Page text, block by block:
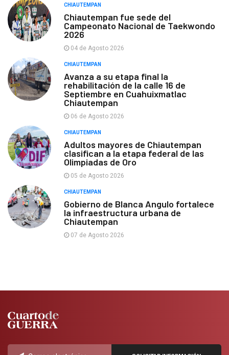
CHIAUTEMPAN
Chiautempan fue sede del
Campeonato Nacional de Taekwondo
2026
04 de Agosto 2026
CHIAUTEMPAN
Avanza a su etapa final la
rehabilitación de la calle 16 de
Septiembre en Cuahuixmatlac
Chiautempan
06 de Agosto 2026
CHIAUTEMPAN
Adultos mayores de Chiautempan
clasifican a la etapa federal de las
Olimpiadas de Oro
05 de Agosto 2026
CHIAUTEMPAN
Gobierno de Blanca Angulo fortalece
la infraestructura urbana de
Chiautempan
07 de Agosto 2026